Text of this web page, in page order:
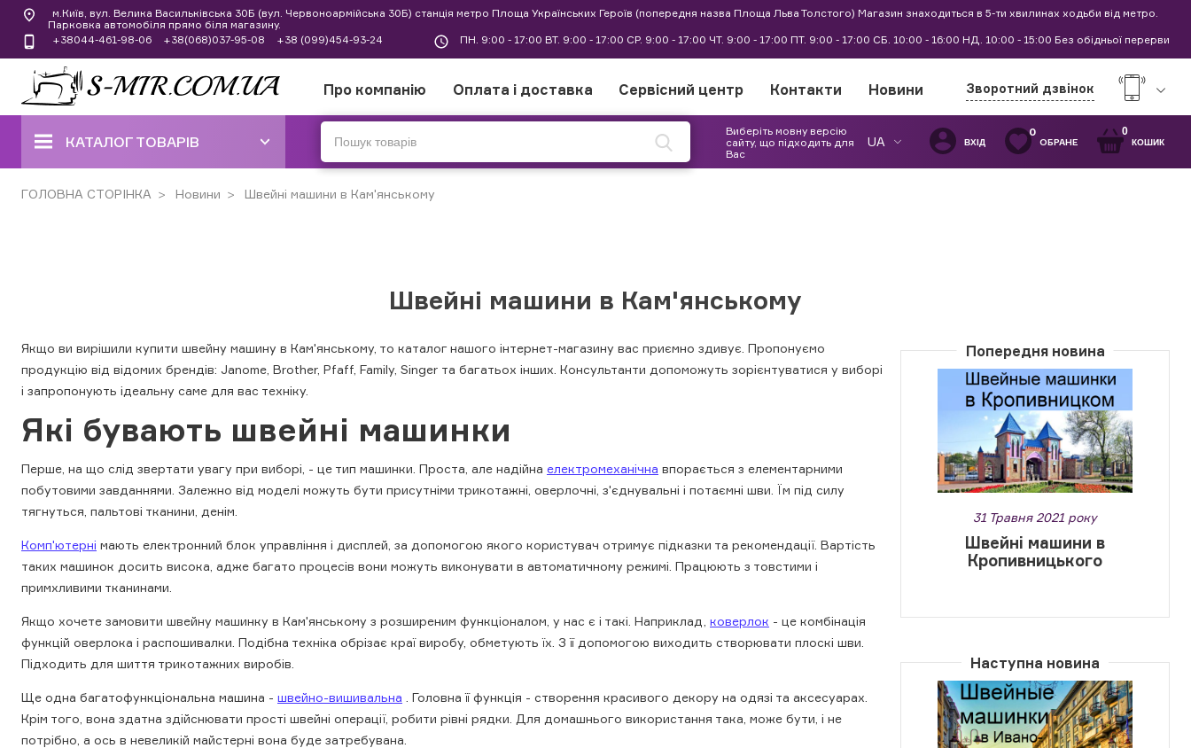
м.Київ, вул. Велика Васильківська 30Б (вул. Червоноармійська 30Б) станція метро Площа Українських Героїв (попередня назва Площа Льва Толстого) Магазин знаходиться в 5-ти хвилинах ходьби від метро.
Парковка автомобіля прямо біля магазину.
+38044-461-98-06
+38(068)037-95-08 +38 (099)454-93-24 ПН. 9:00 - 17:00 ВТ. 9:00 - 17:00 СР. 9:00 - 17:00 ЧТ. 9:00 - 17:00 ПТ. 9:00 - 17:00 СБ. 10:00 - 16:00 НД. 10:00 - 15:00 Без обідньої перерви
Про компанію Оплата і доставка Сервісний центр Контакти Новини Зворотний дзвінок
КАТАЛОГ ТОВАРІВ
ШВЕЙНІ МАШИНИ
АКСЕСУАРИ
БРЕНДИ
ВСІ КАТЕГОРІЇ
Виберіть мовну версію
сайту, що підходить для
Вас
UA ВХІД
0
ОБРАНЕ
0
КОШИК
ГОЛОВНА СТОРІНКА Новини Швейні машини в Кам'янському
Швейні машини в Кам'янському
Якщо ви вирішили купити швейну машину в Кам'янському, то каталог нашого інтернет-магазину вас приємно здивує. Пропонуємо
продукцію від відомих брендів: Janome, Brother, Pfaff, Family, Singer та багатьох інших. Консультанти допоможуть зорієнтуватися у виборі
і запропонують ідеальну саме для вас техніку.
Які бувають швейні машинки
Перше, на що слід звертати увагу при виборі, - це тип машинки. Проста, але надійна електромеханічна впорається з елементарними
побутовими завданнями. Залежно від моделі можуть бути присутніми трикотажні, оверлочні, з'єднувальні і потаємні шви. Їм під силу
тягнуться, пальтові тканини, денім.
Комп'ютерні мають електронний блок управління і дисплей, за допомогою якого користувач отримує підказки та рекомендації. Вартість
таких машинок досить висока, адже багато процесів вони можуть виконувати в автоматичному режимі. Працюють з товстими і
примхливими тканинами.
Якщо хочете замовити швейну машинку в Кам'янському з розширеним функціоналом, у нас є і такі. Наприклад, коверлок - це комбінація
функцій оверлока і распошивалки. Подібна техніка обрізає краї виробу, обметують їх. З її допомогою виходить створювати плоскі шви.
Підходить для шиття трикотажних виробів.
Ще одна багатофункціональна машина - швейно-вишивальна . Головна її функція - створення красивого декору на одязі та аксесуарах.
Крім того, вона здатна здійснювати прості швейні операції, робити рівні рядки. Для домашнього використання така, може бути, і не
потрібно, а ось в невеликій майстерні вона буде затребувана.
Попередня новина
31 Травня 2021 року
Швейні машини в
Кропивницького
Наступна новина